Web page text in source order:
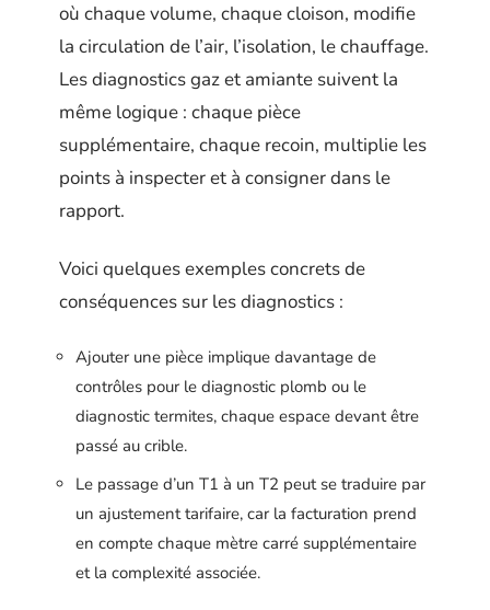
où chaque volume, chaque cloison, modifie
la circulation de l’air, l’isolation, le chauffage.
Les diagnostics gaz et amiante suivent la
même logique : chaque pièce
supplémentaire, chaque recoin, multiplie les
points à inspecter et à consigner dans le
rapport.
Voici quelques exemples concrets de
conséquences sur les diagnostics :
Ajouter une pièce implique davantage de
contrôles pour le diagnostic plomb ou le
diagnostic termites, chaque espace devant être
passé au crible.
Le passage d’un T1 à un T2 peut se traduire par
un ajustement tarifaire, car la facturation prend
en compte chaque mètre carré supplémentaire
et la complexité associée.